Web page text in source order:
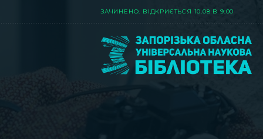
ЗАЧИНЕНО. ВIДКРИЄТЬСЯ 10.08 В 9:00